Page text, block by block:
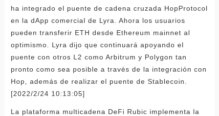
ha integrado el puente de cadena cruzada HopProtocol
en la dApp comercial de Lyra. Ahora los usuarios
pueden transferir ETH desde Ethereum mainnet al
optimismo. Lyra dijo que continuará apoyando el
puente con otros L2 como Arbitrum y Polygon tan
pronto como sea posible a través de la integración con
Hop, además de realizar el puente de Stablecoin.
[2022/2/24 10:13:05]
La plataforma multicadena DeFi Rubic implementa la